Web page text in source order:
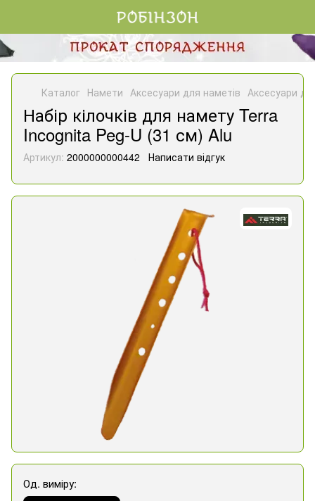
Каталог Намети Аксесуари для наметів Аксесуари
Набір кілочків для намету Terra
Incognita Peg-U (31 см) Alu
Артикул: 2000000000442 Написати відгук
Од. виміру: